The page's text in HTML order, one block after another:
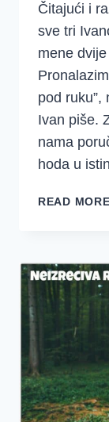
Čitajući i
sve tri
mene
pod ruku”,
Ivan piše.
nama
hoda u
READ MORE